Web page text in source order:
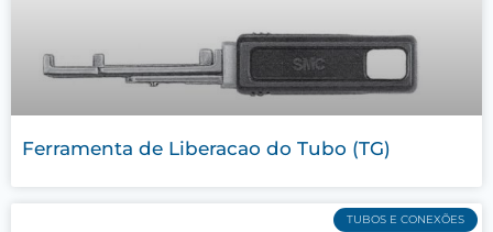
Ferramenta de Liberacao do Tubo (TG)
TUBOS E CONEXÕES